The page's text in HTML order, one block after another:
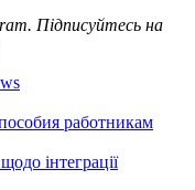
Підписуйтесь на
работникам
інтеграції